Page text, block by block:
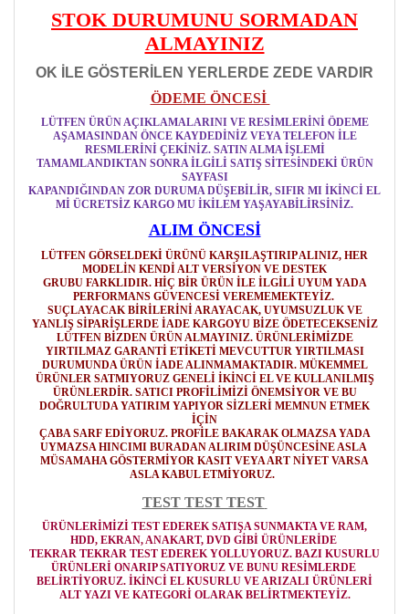
STOK DURUMUNU SORMADAN
ALMAYINIZ
OK İLE GÖSTERİLEN YERLERDE ZEDE VARDIR
ÖDEME ÖNCESİ
LÜTFEN ÜRÜN AÇIKLAMALARINI VE RESİMLERİNİ ÖDEME
AŞAMASINDAN ÖNCE KAYDEDİNİZ VEYA TELEFON İLE
RESMLERİNİ ÇEKİNİZ. SATIN ALMA İŞLEMİ
TAMAMLANDIKTAN SONRA İLGİLİ SATIŞ SİTESİNDEKİ ÜRÜN
SAYFASI
KAPANDIĞINDAN ZOR DURUMA DÜŞEBİLİR, SIFIR MI İKİNCİ EL
Mİ ÜCRETSİZ KARGO MU İKİLEM YAŞAYABİLİRSİNİZ.
ALIM ÖNCESİ
LÜTFEN GÖRSELDEKİ ÜRÜNÜ KARŞILAŞTIRIP ALINIZ, HER
MODELİN KENDİ ALT VERSİYON VE DESTEK
GRUBU FARKLIDIR. HİÇ BİR ÜRÜN İLE İLGİLİ UYUM YADA
PERFORMANS GÜVENCESİ VEREMEMEKTEYİZ.
SUÇLAYACAK BİRİLERİNİ ARAYACAK, UYUMSUZLUK VE
YANLIŞ SİPARİŞLERDE İADE KARGOYU BİZE ÖDETECEKSENİZ
LÜTFEN BİZDEN ÜRÜN ALMAYINIZ. ÜRÜNLERİMİZDE
YIRTILMAZ GARANTİ ETİKETİ MEVCUTTUR YIRTILMASI
DURUMUNDA ÜRÜN İADE ALINMAMAKTADIR. MÜKEMMEL
ÜRÜNLER SATMIYORUZ GENELİ İKİNCİ EL VE KULLANILMIŞ
ÜRÜNLERDİR. SATICI PROFİLİMİZİ ÖNEMSİYOR VE BU
DOĞRULTUDA YATIRIM YAPIYOR SİZLERİ MEMNUN ETMEK
İÇİN
ÇABA SARF EDİYORUZ. PROFİLE BAKARAK OLMAZSA YADA
UYMAZSA HINCIMI BURADAN ALIRIM DÜŞÜNCESİNE ASLA
MÜSAMAHA GÖSTERMİYOR KASIT VEYA ART NİYET VARSA
ASLA KABUL ETMİYORUZ.
TEST TEST TEST
ÜRÜNLERİMİZİ TEST EDEREK SATIŞA SUNMAKTA VE RAM,
HDD, EKRAN, ANAKART, DVD GİBİ ÜRÜNLERİDE
TEKRAR TEKRAR TEST EDEREK YOLLUYORUZ. BAZI KUSURLU
ÜRÜNLERİ ONARIP SATIYORUZ VE BUNU RESİMLERDE
BELİRTİYORUZ. İKİNCİ EL KUSURLU VE ARIZALI ÜRÜNLERİ
ALT YAZI VE KATEGORİ OLARAK BELİRTMEKTEYİZ.